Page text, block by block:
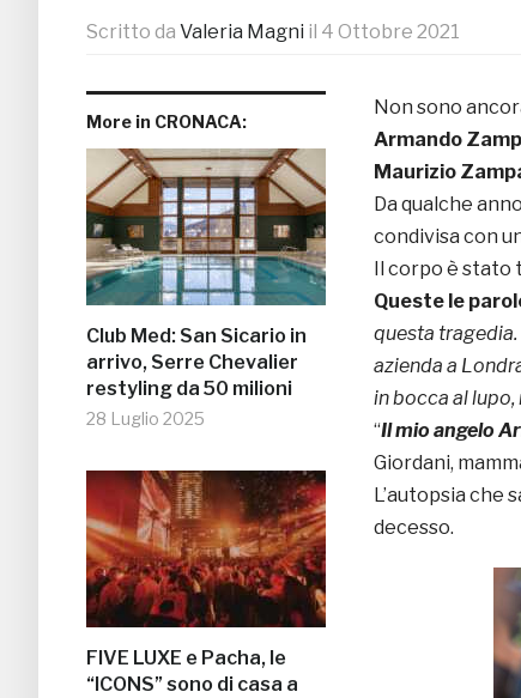
Scritto da Valeria Magni il 4 Ottobre 2021
More in CRONACA:
Club Med: San Sicario in
arrivo, Serre Chevalier
restyling da 50 milioni
28 Luglio 2025
FIVE LUXE e Pacha, le
“ICONS” sono di casa a
Non sono
Armando
Maurizio
Da qualche
condivisa con
Il corpo è stato
Queste le
questa tragedia.
azienda a
in bocca al
“Il mio angelo
Giordani,
L’autopsia che
decesso.